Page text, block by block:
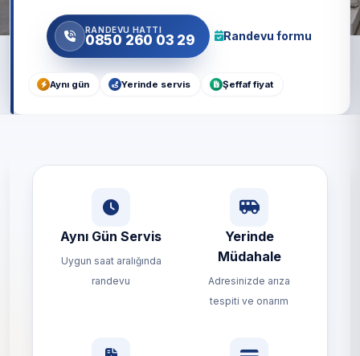
RANDEVU HATTI
0850 260 03 29 Randevu formu
Aynı gün Yerinde servis Şeffaf fiyat
Aynı Gün Servis
Uygun saat aralığında
randevu
Yerinde
Müdahale
Adresinizde arıza
tespiti ve onarım